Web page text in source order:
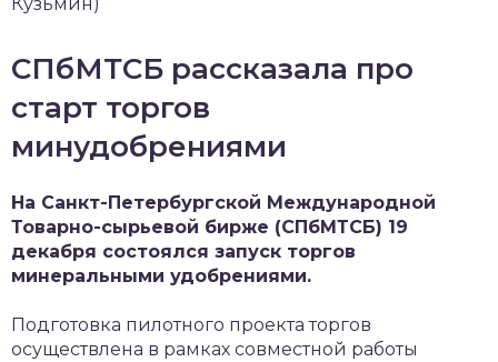
СПбМТСБ рассказала про
старт торгов
минудобрениями
На Санкт-Петербургской Международной
Товарно-сырьевой бирже (СПбМТСБ) 19
декабря состоялся запуск торгов
минеральными удобрениями.
Подготовка пилотного проекта торгов
осуществлена в рамках совместной работы